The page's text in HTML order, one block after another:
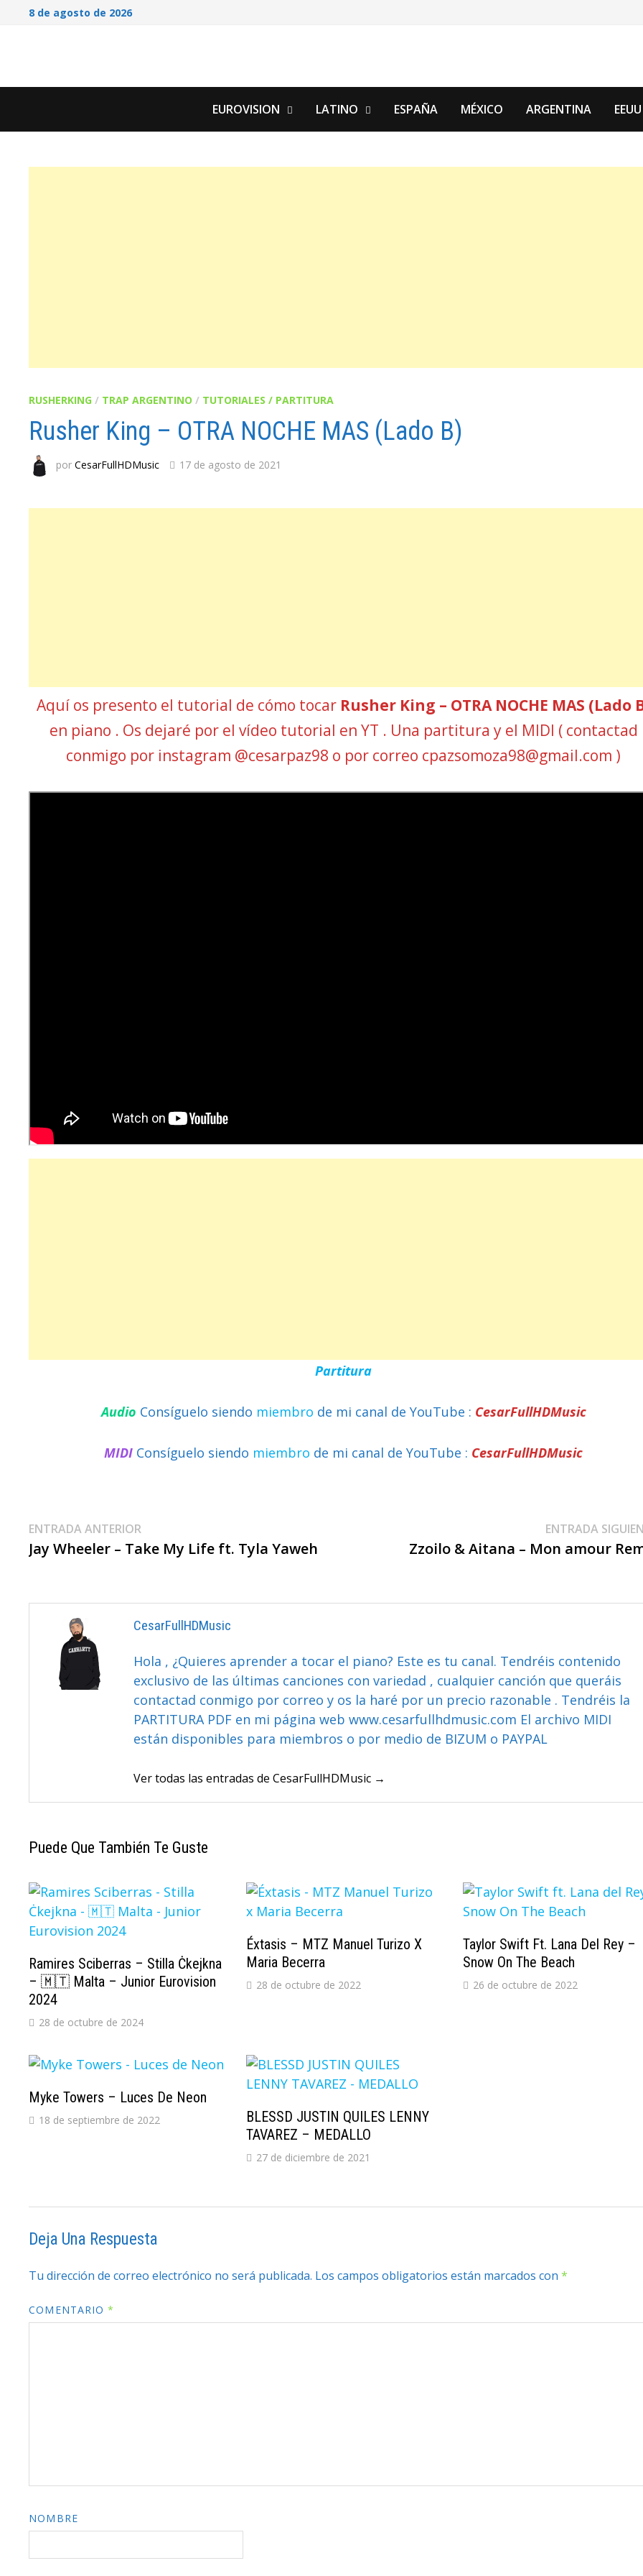
Saltar8 de agosto de 2026
EUROVISION LATINO ESPAÑA MÉXICO ARGENTINA EEUU
RUSHERKING / TRAP ARGENTINO / TUTORIALES / PARTITURA
Rusher King – OTRA NOCHE MAS (Lado B)
porCesarFullHDMusic 17 de agosto de 2021
Aquí os presento el tutorial de cómo tocar Rusher King – OTRA NOCHE MAS (Lado
en piano . Os dejaré por el vídeo tutorial en YT . Una partitura y el MIDI ( contactad
conmigo por instagram @cesarpaz98 o por correo cpazsomoza98@gmail.com )
Partitura
Audio Consíguelo siendo miembro de mi canal de YouTube : CesarFullHDMusic
MIDI Consíguelo siendo miembro de mi canal de YouTube : CesarFullHDMusic
Navegación
De
ENTRADA ANTERIOR
anterior:
Jay Wheeler – Take My Life ft. Tyla Yaweh
ENTRADA
Zzoilo & Aitana – Mon amour
CesarFullHDMusic
Hola , ¿Quieres aprender a tocar el piano? Este es tu canal. Tendréis contenido
exclusivo de las últimas canciones con variedad , cualquier canción que queráis
contactad conmigo por correo y os la haré por un precio razonable . Tendréis la
PARTITURA PDF en mi página web www.cesarfullhdmusic.com El archivo MIDI
están disponibles para miembros o por medio de BIZUM o PAYPAL
Ver todas las entradas de CesarFullHDMusic →
Puede Que También Te Guste
Ramires Sciberras – Stilla Ċkejkna
– 🇲🇹 Malta – Junior Eurovision
2024
28 de octubre de 2024
Éxtasis – MTZ Manuel Turizo X
Maria Becerra
28 de octubre de 2022
Taylor Swift Ft. Lana Del Rey –
Snow On The Beach
26 de octubre de 2022
Myke Towers – Luces De Neon
18 de septiembre de 2022
BLESSD JUSTIN QUILES LENNY
TAVAREZ – MEDALLO
27 de diciembre de 2021
Deja Una Respuesta
Tu dirección de correo electrónico no será publicada. Los campos obligatorios están marcados con*
COMENTARIO*
NOMBRE